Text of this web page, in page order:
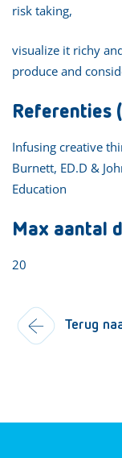
risk taking,
visualize it richy
produce and
Referenties
Infusing creative
Burnett, ED.D &
Education
Max aantal
20
Terug